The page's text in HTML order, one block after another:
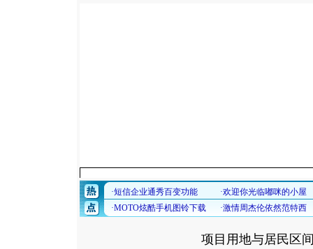
项目用地与居民区